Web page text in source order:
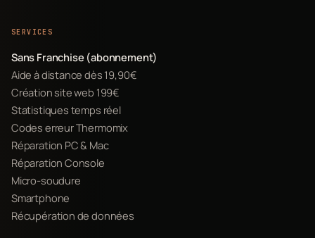
SERVICES
Sans Franchise (abonnement)
Aide à distance dès 19,90€
Création site web 199€
Statistiques temps réel
Codes erreur Thermomix
Réparation PC & Mac
Réparation Console
Micro-soudure
Smartphone
Récupération de données